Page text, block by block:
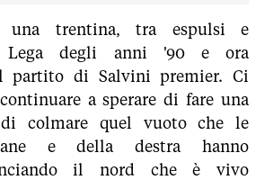
una trentina, tra espulsi e
Lega degli anni '90 e ora
partito di Salvini premier. Ci
a sperare di fare una
colmare quel vuoto che le
e della destra hanno
il nord che è vivo